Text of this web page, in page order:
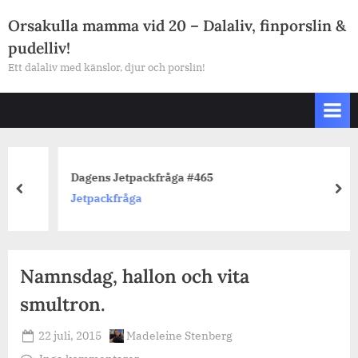
to
content
Orsakulla mamma vid 20 – Dalaliv, finporslin &
pudelliv!
Ett dalaliv med känslor, djur och porslin!
Dagens Jetpackfråga #465
Jetpackfråga
prev
Namnsdag, hallon och vita
smultron.
Posted
on
22 juli, 2015 By
Madeleine Stenberg